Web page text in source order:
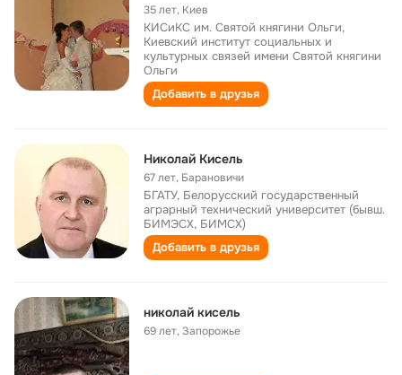
35 лет, Киев
КИСиКС им. Святой княгини Ольги,
Киевский институт социальных и
культурных связей имени Святой княгини
Ольги
Добавить в друзья
Николай Кисель
67 лет, Барановичи
БГАТУ, Белорусский государственный
аграрный технический университет (бывш.
БИМЭСХ, БИМСХ)
Добавить в друзья
николай кисель
69 лет,Запорожье